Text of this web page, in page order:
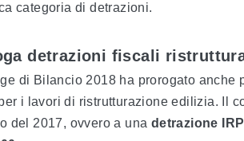
categoria di detrazioni.
detrazioni fiscali
di Bilancio 2018 ha prorogato
i lavori di ristrutturazione edilizia. Il
del 2017, ovvero a una detrazione